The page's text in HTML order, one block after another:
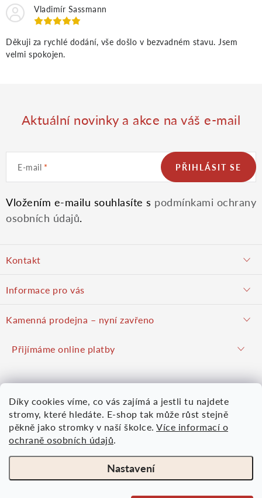
Díky cookies víme, co vás zajímá a jestli tu najdete
stromy, které hledáte. E-shop tak může růst stejně
pěkně jako stromky v naší školce. Více informací o
ochraně osobních údajů.
Nastavení
p
i
Vladimír Sassmann
Děkuji za rychlé dodání, vše došlo v bezvadném stavu. Jsem
velmi spokojen.
Aktuální novinky a akce na váš e-mail
E-mail
Vložením e-mailu souhlasíte s podmínkami ochrany
osobních údajů.
PŘIHLÁSIT SE
p
t
Kontakt
Informace pro vás
Hodnocení obchodu
Kontakt
Obchodní podmínky
Osobní údaje
Moje objednávka
Kamenná prodejna – nyní zavřeno
Více informací
Přijímáme online platby
Nákupní košík
0KS /